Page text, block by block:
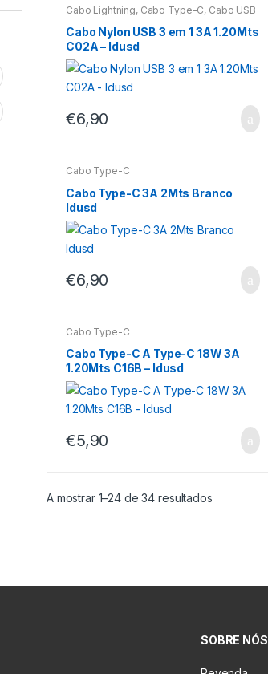
Cabo Lightning, Cabo Type-C, Cabo USB
Cabo Nylon USB 3 em 1 3A 1.20Mts
C02A – Idusd
€6,90
Cabo Type-C
Cabo Type-C 3A 2Mts Branco
Idusd
€6,90
Cabo Type-C
Cabo Type-C A Type-C 18W 3A
1.20Mts C16B – Idusd
€5,90
A mostrar 1–24 de 34 resultados
SOBRE NÓS